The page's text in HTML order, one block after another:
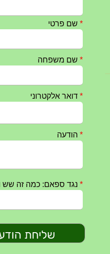
מופע הגבעטרון ב 10.10.2024 נדחה בשל המצב הבטחוני
חרבות ברזל – הודעה 1 – 14.10.2023